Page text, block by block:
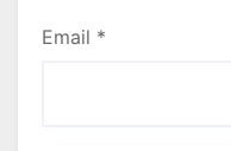
Email *